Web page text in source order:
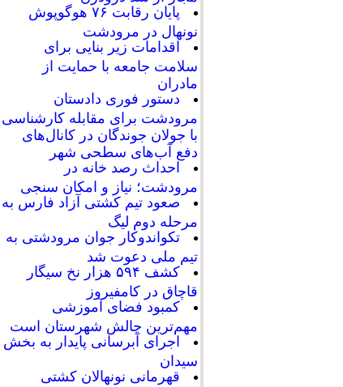
پایان رقابت‌ ۷۶ هوگوپوش
نونهال در مرودشت
اقدامات زیر بنایی برای
سلامت جامعه با حمایت از
مادران
دستور فوری دادستان
مرودشت برای مقابله کارشناسی
با جولان جوندگان در کانال‌های
دفع آب‌های سطحی شهر
احداث رصد خانه در
مرودشت؛ نیاز و امکان سنجی
صعود تیم کشتی آزاد فارس به
مرحله دوم لیگ
تکواندوکار جوان مرودشتی به
تیم ملی دعوت شد
کشف ۵۹۴ هزار نخ سیگار
قاچاق در کامفیروز
کمبود فضای آموزشی
مهم‌ترین چالش شهرستان است
اجرای آبرسانی پایدار به بخش
سیدان
قهرمانی نونهالان کشتی